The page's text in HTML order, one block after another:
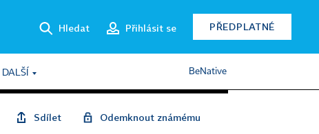
Hledat Přihlásit se PŘEDPLATNÉ
DALŠÍ BeNative
Sdílet Odemknout známému